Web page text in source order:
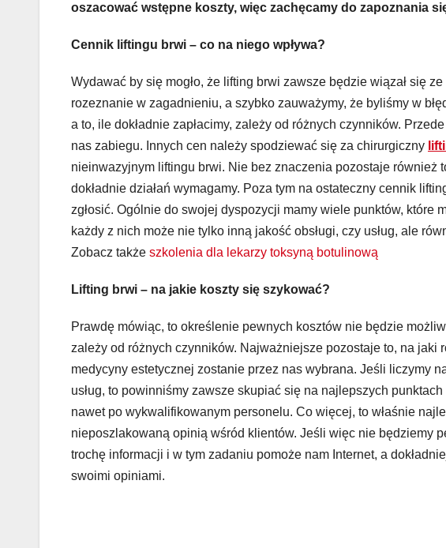
oszacować wstępne koszty, więc zachęcamy do zapoznania
Cennik liftingu brwi – co na niego wpływa?
Wydawać by się mogło, że lifting brwi zawsze będzie wiązał się
rozeznanie w zagadnieniu, a szybko zauważymy, że byliśmy w
a to, ile dokładnie zapłacimy, zależy od różnych czynników.
nas zabiegu. Innych cen należy spodziewać się za chirurgiczny
nieinwazyjnym liftingu brwi. Nie bez znaczenia pozostaje również
dokładnie działań wymagamy. Poza tym na ostateczny cennik
zgłosić. Ogólnie do swojej dyspozycji mamy wiele punktów, które
każdy z nich może nie tylko inną jakość obsługi, czy usług, ale
Zobacz także szkolenia dla lekarzy toksyną botulinową
Lifting brwi – na jakie koszty się szykować?
Prawdę mówiąc, to określenie pewnych kosztów nie będzie
zależy od różnych czynników. Najważniejsze pozostaje to, na jaki
medycyny estetycznej zostanie przez nas wybrana. Jeśli liczymy
usług, to powinniśmy zawsze skupiać się na najlepszych
nawet po wykwalifikowanym personelu. Co więcej, to właśnie
nieposzlakowaną opinią wśród klientów. Jeśli więc nie będziemy
trochę informacji i w tym zadaniu pomoże nam Internet, a
swoimi opiniami.